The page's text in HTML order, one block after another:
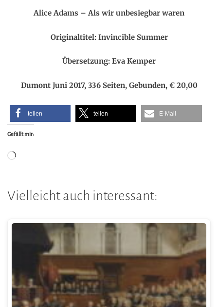
Alice Adams – Als wir unbesiegbar waren
Originaltitel: Invincible Summer
Übersetzung: Eva Kemper
Dumont Juni 2017, 336 Seiten, Gebunden, € 20,00
teilen teilen E-Mail
Gefällt mir:
Wird
Vielleicht auch interessant: